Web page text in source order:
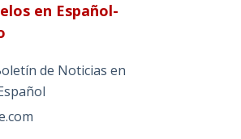
en Español-
de Noticias en